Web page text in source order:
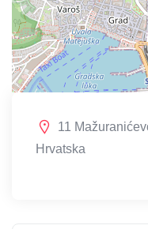
11
Hrvatska